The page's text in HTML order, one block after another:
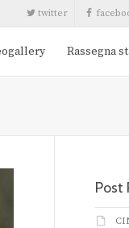
twitter
Rassegna
Post